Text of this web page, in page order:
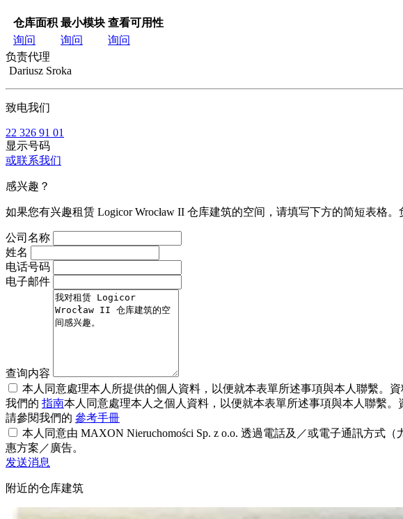
仓库面积 最小模块 查看可用性
询问
询问
询问
负责代理
Dariusz Sroka
致电我们
22 326 91 01
显示号码
或联系我们
感兴趣？
如果您有兴趣租赁 Logicor Wrocław II 仓库建筑的空间，请填写下方的简短表格
公司名称
姓名
电话号码
电子邮件
查询内容
本人同意處理本人所提供的個人資料，以便就本表單所述事項與本人聯繫。
我們的 指南本人同意處理本人之個人資料，以便就本表單所述事項與本人聯繫。
請參閱我們的 參考手冊
本人同意由 MAXON Nieruchomości Sp. z o.o. 透過電話及／或電子通訊方
惠方案／廣告。
发送消息
附近的仓库建筑